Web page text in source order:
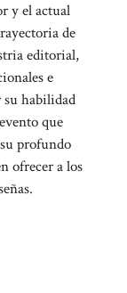
y el actual
de
editorial,
e
su habilidad
que
profundo
ofrecer a los